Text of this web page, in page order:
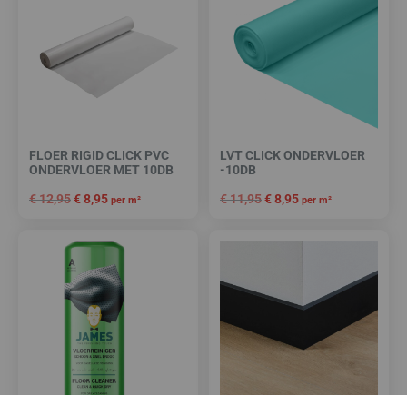
FLOER RIGID CLICK PVC
ONDERVLOER MET 10DB
€12,95€8,95 per m²
LVT CLICK ONDERVLOER
-10DB
€11,95€8,95 per m²